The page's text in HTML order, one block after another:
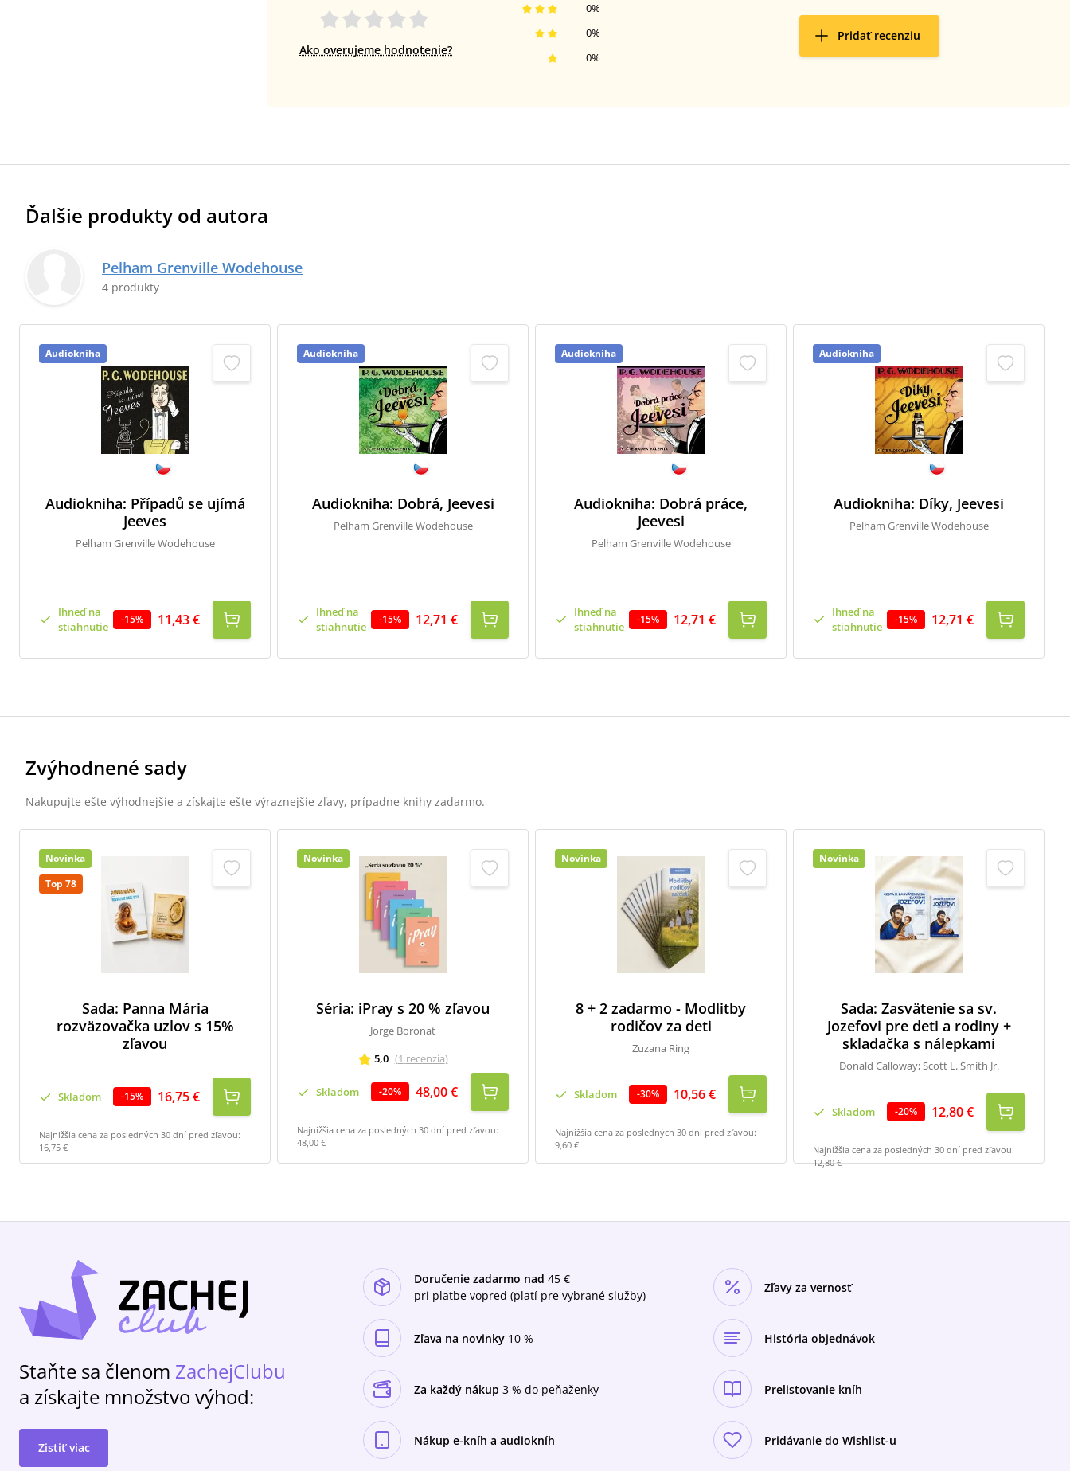
Ako overujeme hodnotenie? 0%
0%
0%
Pridať recenziu
Ďalšie produkty od autora
Pelham Grenville Wodehouse
4 produkty
Audiokniha
Audiokniha: Případů se ujímá
Jeeves
Pelham Grenville Wodehouse
Ihneď na
stiahnutie
-15% 11,43 €
Audiokniha
Audiokniha: Dobrá, Jeevesi
Pelham Grenville Wodehouse
Ihneď na
stiahnutie
-15% 12,71 €
Audiokniha
Audiokniha: Dobrá práce,
Jeevesi
Pelham Grenville Wodehouse
Ihneď na
stiahnutie
-15% 12,71 €
Audiokniha
Audiokniha: Díky, Jeevesi
Pelham Grenville Wodehouse
Ihneď na
stiahnutie
-15% 12,71 €
Zvýhodnené sady
Nakupujte ešte výhodnejšie a získajte ešte výraznejšie zľavy, prípadne knihy zadarmo.
Novinka
Top 78
Sada: Panna Mária
rozväzovačka uzlov s 15%
zľavou
Skladom -15% 16,75 €
Najnižšia cena za posledných 30 dní pred zľavou:
16,75 €
Novinka
Séria: iPray s 20 % zľavou
Jorge Boronat
5,0 (1 recenzia)
Skladom -20% 48,00 €
Najnižšia cena za posledných 30 dní pred zľavou:
48,00 €
Novinka
8 + 2 zadarmo - Modlitby
rodičov za deti
Zuzana Ring
Skladom -30% 10,56 €
Najnižšia cena za posledných 30 dní pred zľavou:
9,60 €
Novinka
Sada: Zasvätenie sa sv.
Jozefovi pre deti a rodiny +
skladačka s nálepkami
Donald Calloway; Scott L. Smith Jr.
Skladom -20% 12,80 €
Najnižšia cena za posledných 30 dní pred zľavou:
12,80 €
Staňte sa členom ZachejClubu
a získajte množstvo výhod:
Zistiť viac
Doručenie zadarmo nad 45 €
pri platbe vopred (platí pre vybrané služby)
Zľavy za vernosť
Zľava na novinky 10 % História objednávok
Za každý nákup 3 % do peňaženky Prelistovanie kníh
Nákup e-kníh a audiokníh Pridávanie do Wishlist-u